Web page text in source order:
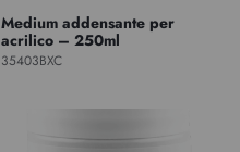
Medium addensante per
acrilico – 250ml
35403BXC